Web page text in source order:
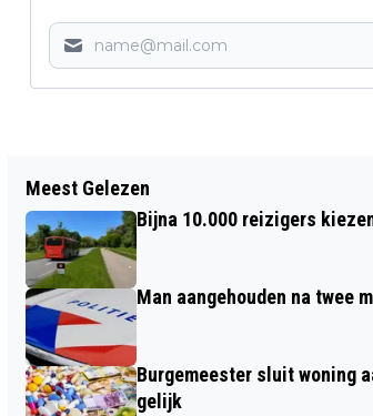
HET SNEEUWT IN GROOT DEEL
LAND, CODE GEEL VAN
Meest Gelezen
Bijna 10.000 reizigers
Man aangehouden na twee
Burgemeester sluit woning
gelijk